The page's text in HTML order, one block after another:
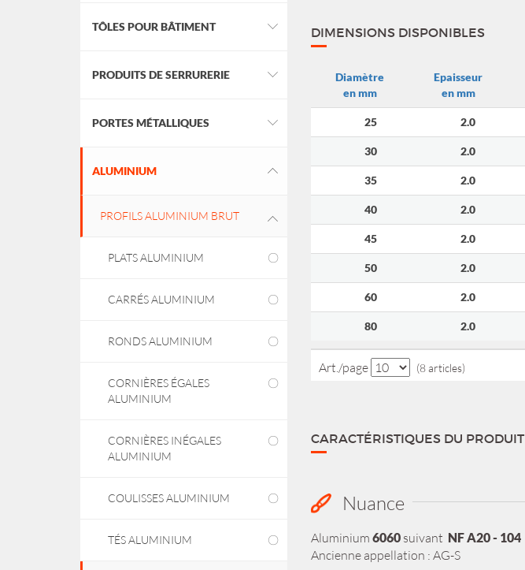
TÔLES POUR BÂTIMENT
PRODUITS DE SERRURERIE
PORTES MÉTALLIQUES
ALUMINIUM
PROFILS ALUMINIUM BRUT
PLATS ALUMINIUM
CARRÉS ALUMINIUM
RONDS ALUMINIUM
CORNIÈRES ÉGALES
ALUMINIUM
CORNIÈRES INÉGALES
ALUMINIUM
COULISSES ALUMINIUM
TÉS ALUMINIUM
DIMENSIONS DISPONIBLES
Diamètre
en mm
Epaisseur
en mm
25 2.0
30 2.0
35 2.0
40 2.0
45 2.0
50 2.0
60 2.0
80 2.0
Art./page (8 articles)
CARACTÉRISTIQUES DU PRODUIT
Nuance
Aluminium 6060suivant NF A20 - 104
Ancienne appellation : AG-S